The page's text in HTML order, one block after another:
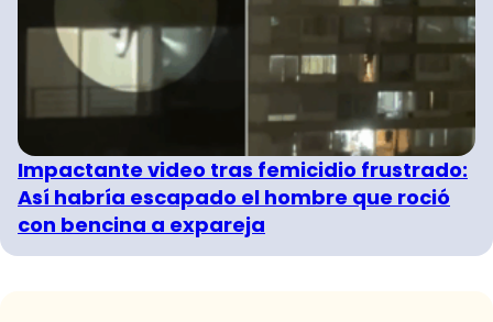
Impactante video tras femicidio frustrado:
Así habría escapado el hombre que roció
con bencina a expareja